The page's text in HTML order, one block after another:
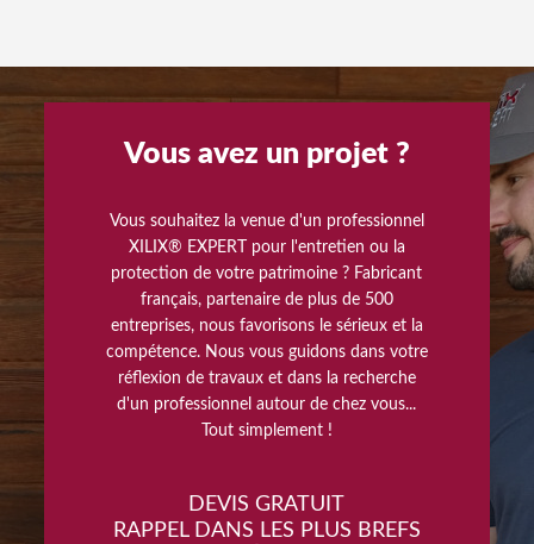
Vous avez un projet ?
Vous souhaitez la venue d'un professionnel
XILIX® EXPERT pour l'entretien ou la
protection de votre patrimoine ? Fabricant
français, partenaire de plus de 500
entreprises, nous favorisons le sérieux et la
compétence. Nous vous guidons dans votre
réflexion de travaux et dans la recherche
d'un professionnel autour de chez vous...
Tout simplement !
DEVIS GRATUIT
RAPPEL DANS LES PLUS BREFS